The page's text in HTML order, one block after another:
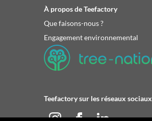
À propos de Teefactory
Que faisons-nous ?
Engagement environnemental
Teefactory sur les réseaux sociaux